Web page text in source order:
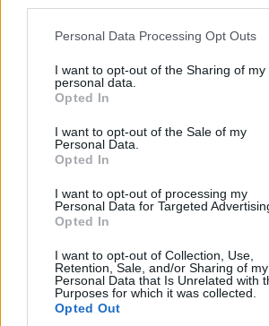
Please note that this website/app uses
not limited to your visit or usage
grant or deny consent to Google and its
use your data for below specified
consent section.
Personal Data Processing Opt Outs
I want to opt-out of the Sharing of my
personal data.
Opted In
I want to opt-out of the Sale of my
Personal Data.
Opted In
I want to opt-out of processing my
Personal Data for Targeted
Opted In
I want to opt-out of Collection, Use,
Retention, Sale, and/or Sharing of my
Personal Data that Is Unrelated with
Purposes for which it was collected.
Opted Out
προβλήματα του
Ογκολογικού του
6 Αυγούστου 2026, 2:00 μμ
6
ΡΕΠΟΡΤΆΖ
2ο επιβεβαιωμένο
κρούσμα ευλογιάς
στον Γέρμα Καστοριάς
– Θανάτωση για 1000